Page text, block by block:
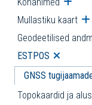
Mullastiku kaart
Geodeetilised
ESTPOS Ava
GNSS
Topokaardid ja